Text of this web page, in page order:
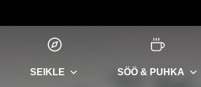
SEIKLE SÖÖ & PUHKA